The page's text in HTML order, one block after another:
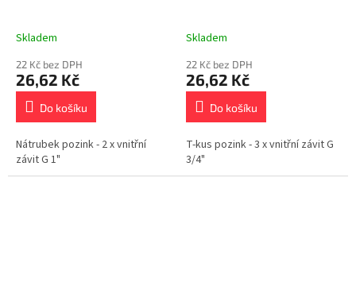
Skladem
22 Kč bez DPH
26,62 Kč
Do košíku
Nátrubek pozink - 2 x vnitřní
závit G 1"
Skladem
22 Kč bez DPH
26,62 Kč
Do košíku
T-kus pozink - 3 x vnitřní závit G
3/4"